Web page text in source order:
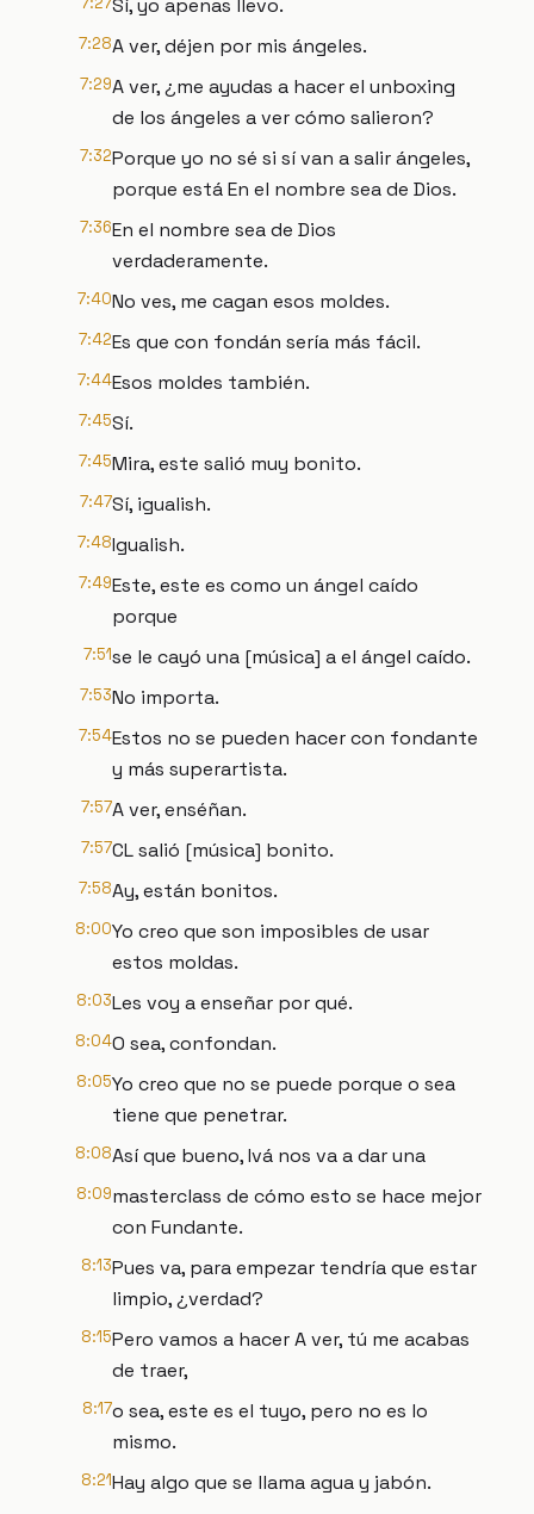
Sí, yo apenas llevo.
7:28A ver, déjen por mis ángeles.
7:29A ver, ¿me ayudas a hacer el unboxing
de los ángeles a ver cómo salieron?
7:32Porque yo no sé si sí van a salir ángeles,
porque está En el nombre sea de Dios.
7:36En el nombre sea de Dios
verdaderamente.
7:40No ves, me cagan esos moldes.
7:42Es que con fondán sería más fácil.
7:44Esos moldes también.
7:45Sí.
7:45Mira, este salió muy bonito.
7:47Sí, igualish.
7:48Igualish.
7:49Este, este es como un ángel caído
porque
7:51se le cayó una [música] a el ángel caído.
7:53No importa.
7:54Estos no se pueden hacer con fondante
y más superartista.
7:57A ver, enséñan.
7:57CL salió [música] bonito.
7:58Ay, están bonitos.
8:00Yo creo que son imposibles de usar
estos moldas.
8:03Les voy a enseñar por qué.
8:04O sea, confondan.
8:05Yo creo que no se puede porque o sea
tiene que penetrar.
8:08Así que bueno, Ivá nos va a dar una
8:09masterclass de cómo esto se hace mejor
con Fundante.
8:13Pues va, para empezar tendría que estar
limpio, ¿verdad?
8:15Pero vamos a hacer A ver, tú me acabas
de traer,
8:17o sea, este es el tuyo, pero no es lo
mismo.
8:21Hay algo que se llama agua y jabón.